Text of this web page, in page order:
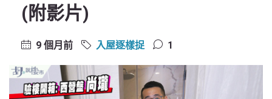
(附影片)
9 個月前 入屋逐樣捉 1